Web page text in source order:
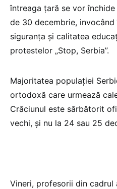
întreaga ţară se vor
de 30 decembrie,
siguranţa şi calitatea
protestelor „Stop, Serbia”.
Majoritatea populaţiei
ortodoxă care urmează
Crăciunul este sărbătorit
vechi, şi nu la 24 sau 25
Vineri, profesorii din